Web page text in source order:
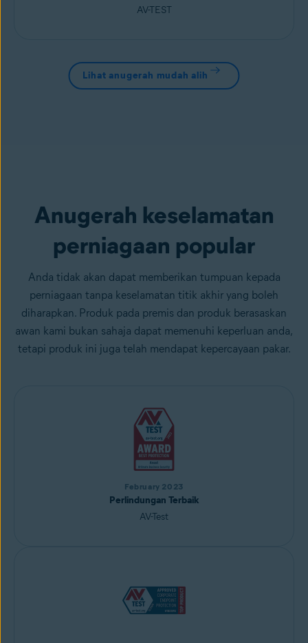
AV-TEST
Lihat anugerah mudah alih
Anugerah keselamatan
perniagaan popular
Anda tidak akan dapat memberikan tumpuan kepada
perniagaan tanpa keselamatan titik akhir yang boleh
diharapkan. Produk pada premis dan produk berasaskan
awan kami bukan sahaja dapat memenuhi keperluan anda,
tetapi produk ini juga telah mendapat kepercayaan pakar.
February 2023
Perlindungan Terbaik
AV-Test